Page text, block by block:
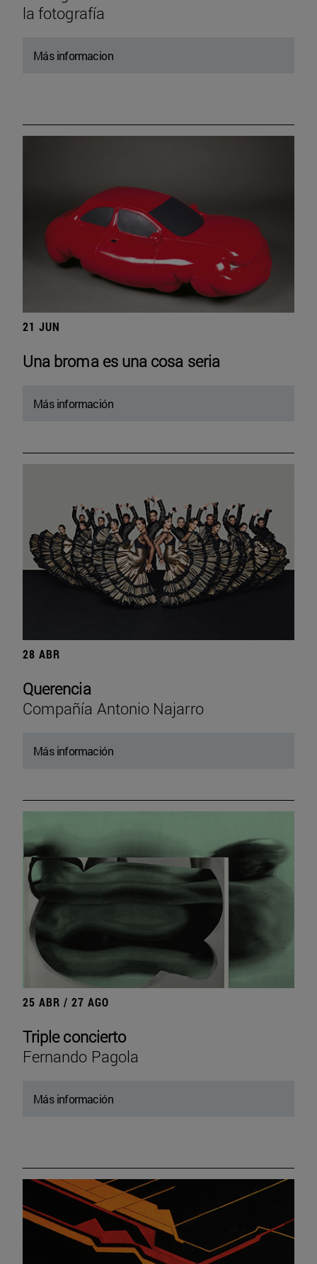
la fotografía
Más informacion
21 JUN
Una broma es una cosa seria
Más información
28 ABR
Querencia
Compañía Antonio Najarro
Más información
25 ABR / 27 AGO
Triple concierto
Fernando Pagola
Más información